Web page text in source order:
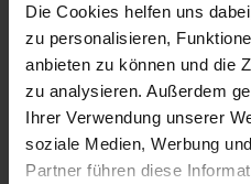
Die Cookies helfen uns
zu personalisieren,
anbieten zu können und die
zu analysieren. Außerdem
Ihrer Verwendung unserer
soziale Medien, Werbung
Partner führen diese
BETÄTIGUNGSELEMENT
FORM:B O.RASTNUT,
L=73, EDELSTAHL,